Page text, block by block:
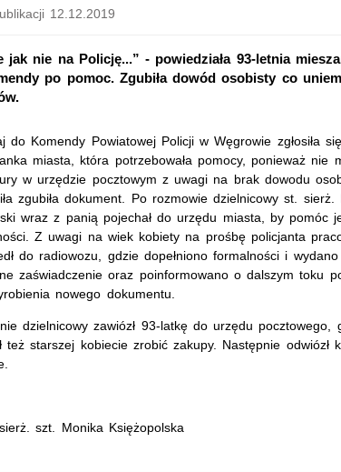
12.12.2019
jak nie na Policję...” - powiedziała 93-letnia
po pomoc. Zgubiła dowód osobisty co
do Komendy Powiatowej Policji w Węgrowie zgłosiła
miasta, która potrzebowała pomocy, ponieważ nie
w urzędzie pocztowym z uwagi na brak dowodu
zgubiła dokument. Po rozmowie dzielnicowy st. sierż.
wraz z panią pojechał do urzędu miasta, by pomóc
Z uwagi na wiek kobiety na prośbę policjanta
do radiowozu, gdzie dopełniono formalności i
zaświadczenie oraz poinformowano o dalszym toku
nowego dokumentu.
dzielnicowy zawiózł 93-latkę do urzędu
też starszej kobiecie zrobić zakupy. Następnie
szt. Monika Księżopolska